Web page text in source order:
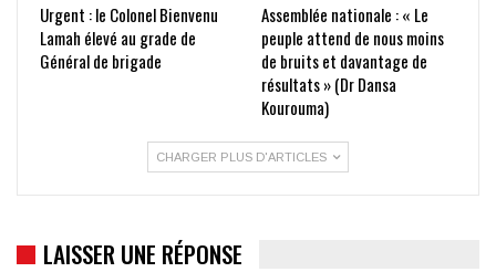
Urgent : le Colonel Bienvenu
Lamah élevé au grade de
Général de brigade
Assemblée nationale : « Le
peuple attend de nous moins
de bruits et davantage de
résultats » (Dr Dansa
Kourouma)
CHARGER PLUS D'ARTICLES
LAISSER UNE RÉPONSE